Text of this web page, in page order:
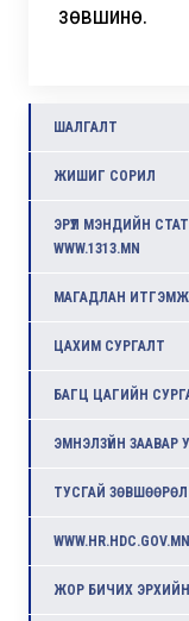
зөвшинө.
ШАЛГАЛТ
ЖИШИГ СОРИЛ
ЭРҮҮЛ МЭНДИЙН
WWW.1313.MN
МАГАДЛАН
ЦАХИМ СУРГАЛТ
БАГЦ ЦАГИЙН
ЭМНЭЛЗҮЙН
ТУСГАЙ ЗӨВШӨӨРӨЛ
WWW.HR.HDC.GOV.MN
ЖОР БИЧИХ ЭРХИЙН